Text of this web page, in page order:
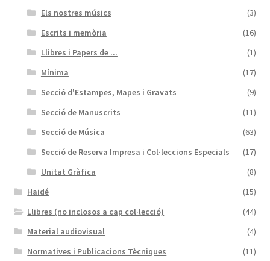
Els nostres músics
(3)
Escrits i memòria
(16)
Llibres i Papers de ...
(1)
Mínima
(17)
Secció d'Estampes, Mapes i Gravats
(9)
Secció de Manuscrits
(11)
Secció de Música
(63)
Secció de Reserva Impresa i Col·leccions Especials
(17)
Unitat Gràfica
(8)
Haidé
(15)
Llibres (no inclosos a cap col·lecció)
(44)
Material audiovisual
(4)
Normatives i Publicacions Tècniques
(11)